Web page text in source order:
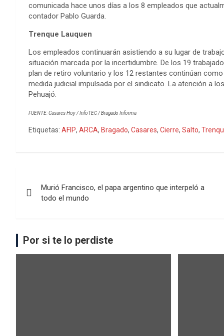
comunicada hace unos días a los 8 empleados que
contador Pablo Guarda.
Trenque Lauquen
Los empleados continuarán asistiendo a su lugar de
situación marcada por la incertidumbre. De los 19
plan de retiro voluntario y los 12 restantes continúan
medida judicial impulsada por el sindicato. La atención a
Pehuajó.
FUENTE: Casares Hoy / InfoTEC / Bragado Informa
Etiquetas: AFIP, ARCA, Bragado, Casares, Cierre, Salto,
Murió Francisco, el papa argentino que interpeló a
todo el mundo
Por si te lo perdiste